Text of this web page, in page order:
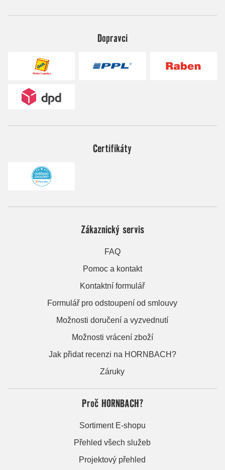
Dopravci
Certifikáty
Zákaznický servis
FAQ
Pomoc a kontakt
Kontaktní formulář
Formulář pro odstoupení od smlouvy
Možnosti doručení a vyzvednutí
Možnosti vrácení zboží
Jak přidat recenzi na HORNBACH?
Záruky
Proč HORNBACH?
Sortiment E-shopu
Přehled všech služeb
Projektový přehled